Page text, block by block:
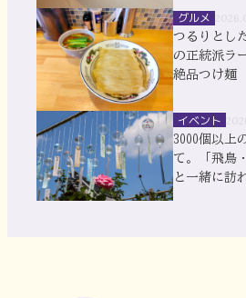
グルメ
つるりとし
の正統派ラ
絶品つけ麺
イベント
3000個以上
て。「飛鳥
と一緒に訪